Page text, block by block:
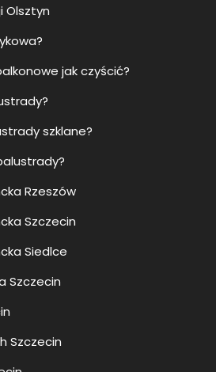
Olsztyn
jak czyścić?
szklane?
Rzeszów
Szczecin
Siedlce
Szczecin
Szczecin